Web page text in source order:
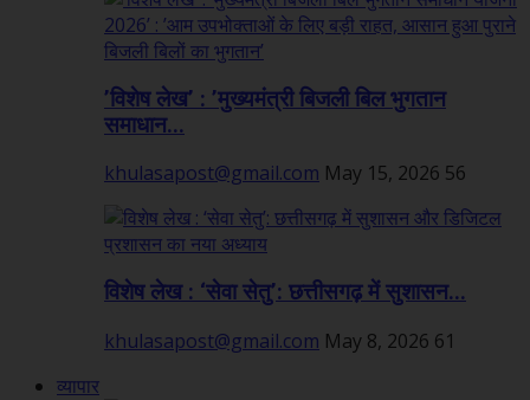
’विशेष लेख’ : ’मुख्यमंत्री बिजली बिल भुगतान
समाधान...
khulasapost@gmail.com May 15, 2026 56
विशेष लेख : ‘सेवा सेतु’: छत्तीसगढ़ में सुशासन...
khulasapost@gmail.com May 8, 2026 61
व्यापार